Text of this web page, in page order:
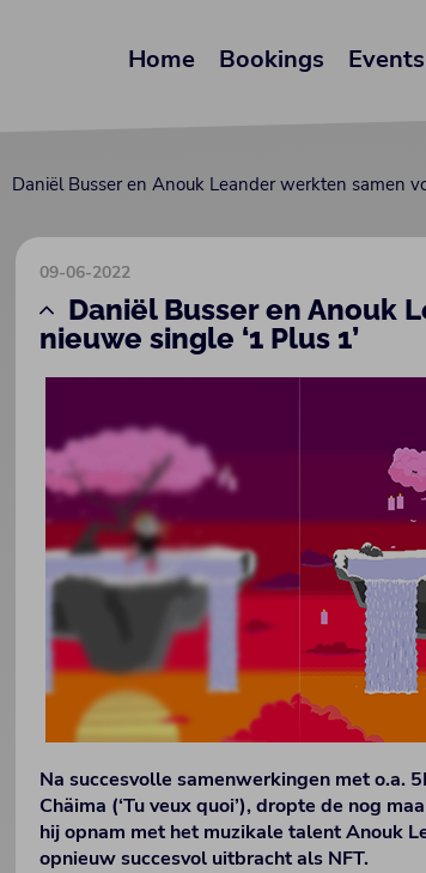
Home Bookings Events
Daniël Busser en Anouk Leander werkten samen
09-06-2022
Daniël Busser en Anouk
nieuwe single ‘1 Plus 1’
Na succesvolle samenwerkingen met o.a.
Chäima (‘Tu veux quoi’), dropte de nog
hij opnam met het muzikale talent Anouk
opnieuw succesvol uitbracht als NFT.